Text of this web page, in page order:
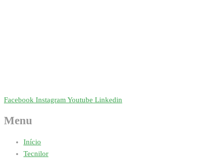
Facebook InstagramYoutube Linkedin
Menu
Início
Tecnilor